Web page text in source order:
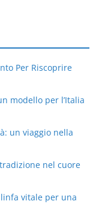
Per Riscoprire
modello per l’Italia
un viaggio nella
nel cuore
vitale per una